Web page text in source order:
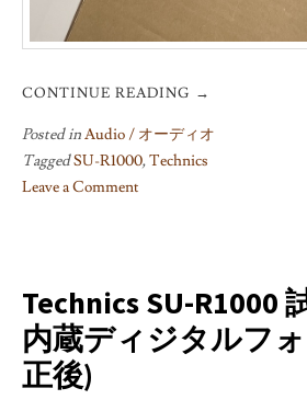
CONTINUE READING →
Posted inAudio / オーディオ
TaggedSU-R1000,Technics
Leave a Comment
R1000
試
聴
記
Technics SU-R1000
内蔵ディジタルフ
正後)